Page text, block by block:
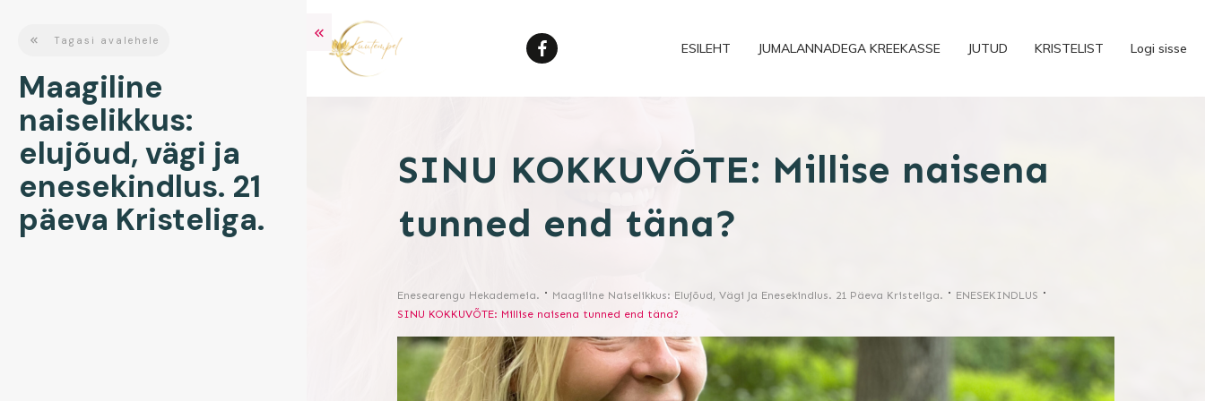
ESILEHT JUMALANNADEGA KREEKASSE JUTUD KRISTELIST Logi sisse
SINU KOKKUVÕTE: Millise naisena
tunned end täna?
Enesearengu Hekademeia. Maagiline Naiselikkus: Elujõud, Vägi Ja Enesekindlus. 21 Päeva Kristeliga.
ENESEKINDLUS
SINU KOKKUVÕTE: Millise naisena tunned end täna?
Tagasi avalehele
Maagiline
naiselikkus:
elujõud, vägi ja
enesekindlus. 21
päeva Kristeliga.